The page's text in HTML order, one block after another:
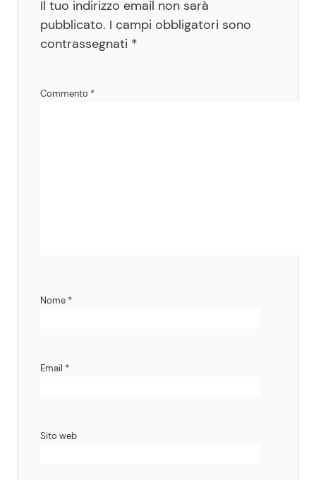
Il tuo indirizzo email non sarà
pubblicato. I campi obbligatori sono
contrassegnati *
Commento *
Nome *
Email *
Sito web